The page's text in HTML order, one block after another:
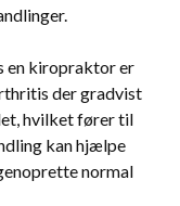
en kiropraktor er
der gradvist
hvilket fører til
kan hjælpe
normal